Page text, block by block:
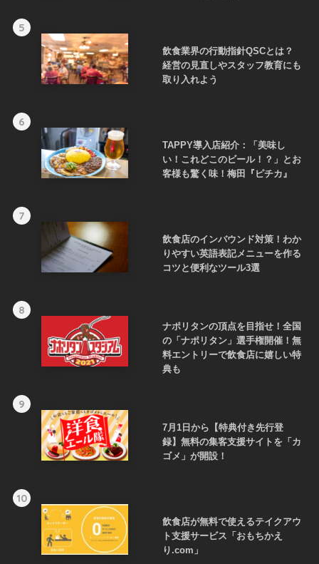
5
飲食業界の行動指針QSCとは？
経営の見直しやスタッフ教育にも
取り入れよう
6
TAPPY導入店紹介：「美味し
い！これどこのビール！？」とお
客様も驚く味！梅田『ピチカ』
7
飲食店のインバウンド対策！わか
りやすい英語表記メニューを作る
コツと便利なツール3選
8
ナポリタンの頂点を目指せ！全国
の「ナポリタン」選手権開催！無
料エントリーで飲食店に嬉しい特
典も
9
7月1日から【特典付き先行登
録】無料の集客支援サイトを「カ
ゴメ」が開設！
10
飲食店が無料で使えるテイクアウ
ト支援サービス「おもちかえ
り.com」